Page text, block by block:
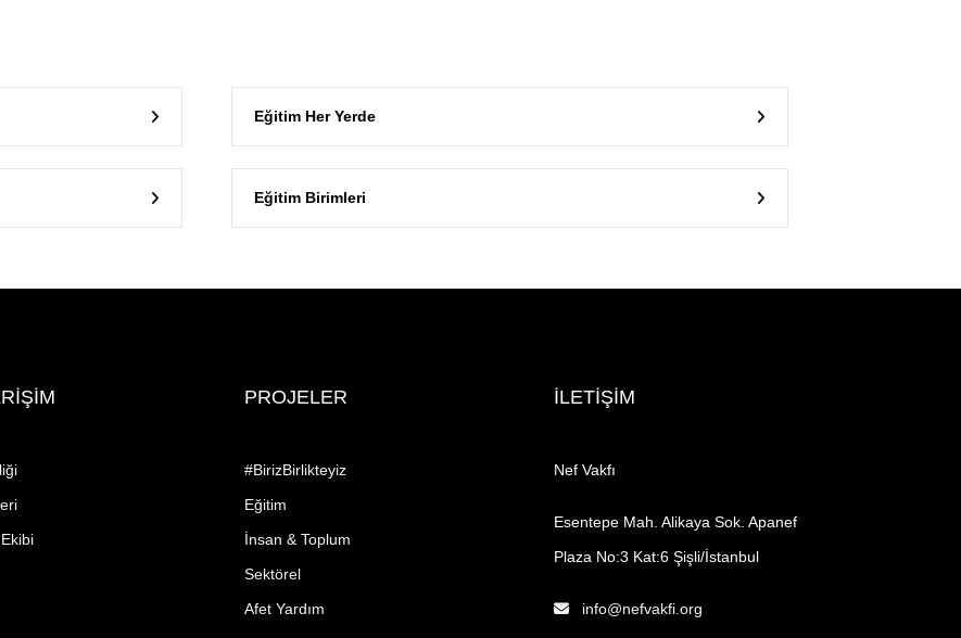
Eğitim Her Yerde
Eğitim Birimleri
PROJELER
#BirizBirlikteyiz
Eğitim
İnsan & Toplum
Sektörel
Afet Yardım
İLETİŞİM
Nef Vakfı
Esentepe Mah. Alikaya Sok. Apanef
Plaza No:3 Kat:6 Şişli/İstanbul
info@nefvakfi.org